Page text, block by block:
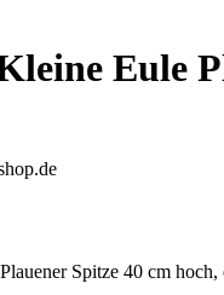
Eule
Spitze 40 cm